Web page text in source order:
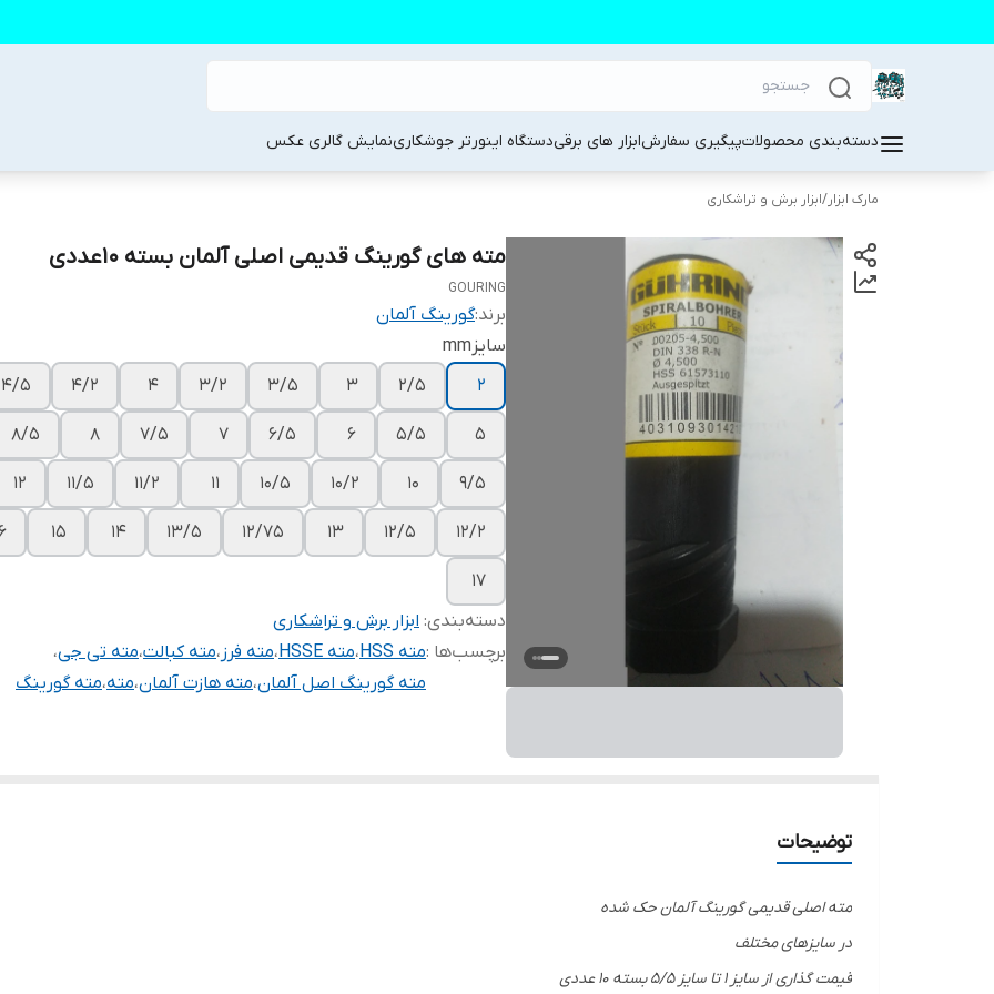
دسته‌بندی محصولاتپیگیری سفارشابزار های برقیدستگاه اینورتر جوشکارینمایش گالری عکس
مارک ابزار/ابزار برش و تراشکاری
مته های گورینگ قدیمی اصلی آلمان بسته ۱۰عددی
GOURING
برند:گورینگ آلمان
سایزmm
۲
2/5
3
3/5
3/2
4
4/2
4/5
5
5/5
6
6/5
7
7/5
8
8/5
9/5
10
10/2
10/5
11
11/2
11/5
12
12/2
12/5
13
12/75
13/5
14
15
17
دسته‌بندی: ابزار برش و تراشکاری
برچسب‌ها :مته HSS ،مته HSSE ،مته فرز ،مته کبالت،مته تی جی،
مته گورینگ اصل آلمان،مته هازت آلمان،مته،مته گورینگ
توضیحات
مته اصلی قدیمی گورینگ آلمان حک شده
در سایزهای مختلف
قیمت گذاری از سایز ۱ تا سایز ۵/۵ بسته ۱۰ عددی